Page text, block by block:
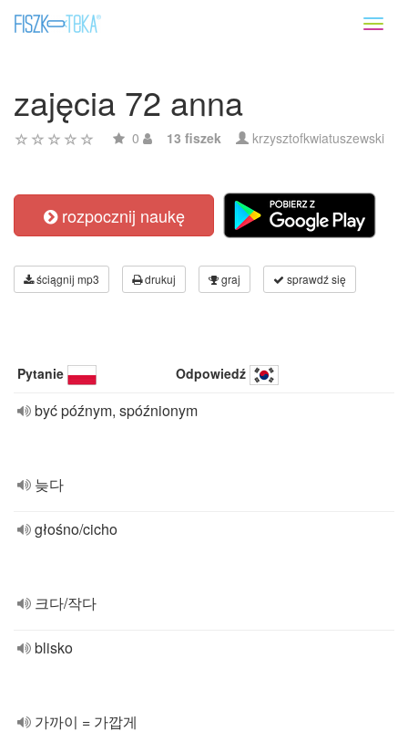
zajęcia 72 anna
0 13 fiszek krzysztofkwiatuszewski
rozpocznij naukę
ściągnij mp3 drukuj graj sprawdź się
Pytanie Odpowiedź
być późnym, spóźnionym
늦다
głośno/cicho
크다/작다
blisko
가까이 = 가깝게